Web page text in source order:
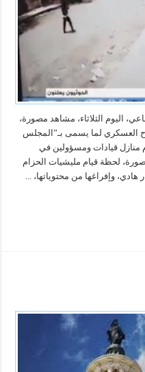
اليوم الثلاثاء، مشاهد مصورة،
العسكري لما يسمى بـ”المجلس
منازل قيادات ومسؤولين في
لحظة قيام مليشيات الحزام
هادي، وإفراغها من محتوياتها، ...